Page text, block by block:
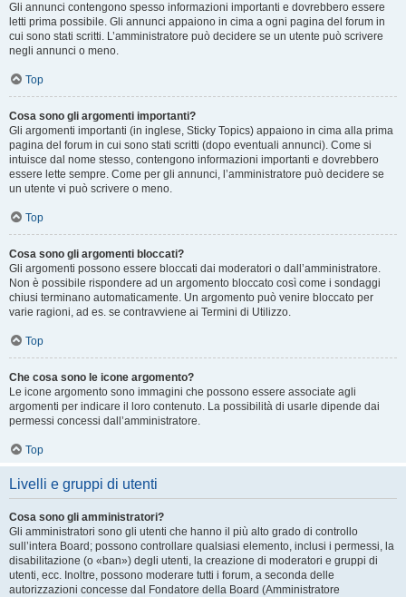
Gli annunci contengono spesso informazioni importanti e dovrebbero essere
letti prima possibile. Gli annunci appaiono in cima a ogni pagina del forum in
cui sono stati scritti. L’amministratore può decidere se un utente può scrivere
negli annunci o meno.
Top
Cosa sono gli argomenti importanti?
Gli argomenti importanti (in inglese, Sticky Topics) appaiono in cima alla prima
pagina del forum in cui sono stati scritti (dopo eventuali annunci). Come si
intuisce dal nome stesso, contengono informazioni importanti e dovrebbero
essere lette sempre. Come per gli annunci, l’amministratore può decidere se
un utente vi può scrivere o meno.
Top
Cosa sono gli argomenti bloccati?
Gli argomenti possono essere bloccati dai moderatori o dall’amministratore.
Non è possibile rispondere ad un argomento bloccato così come i sondaggi
chiusi terminano automaticamente. Un argomento può venire bloccato per
varie ragioni, ad es. se contravviene ai Termini di Utilizzo.
Top
Che cosa sono le icone argomento?
Le icone argomento sono immagini che possono essere associate agli
argomenti per indicare il loro contenuto. La possibilità di usarle dipende dai
permessi concessi dall’amministratore.
Top
Livelli e gruppi di utenti
Cosa sono gli amministratori?
Gli amministratori sono gli utenti che hanno il più alto grado di controllo
sull’intera Board; possono controllare qualsiasi elemento, inclusi i permessi, la
disabilitazione (o «ban») degli utenti, la creazione di moderatori e gruppi di
utenti, ecc. Inoltre, possono moderare tutti i forum, a seconda delle
autorizzazioni concesse dal Fondatore della Board (Amministratore